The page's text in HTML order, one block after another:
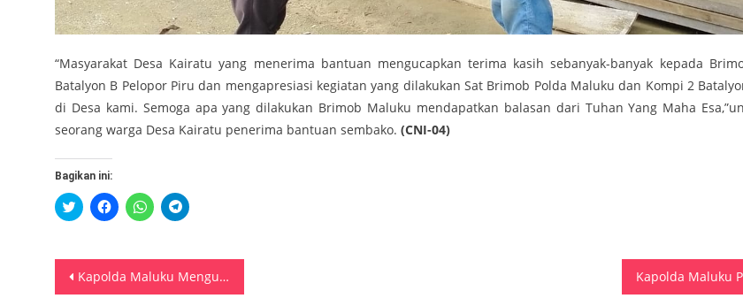
“Masyarakat Desa Kairatu yang menerima bantuan mengucapkan terima kasih sebanyak-banyak kepada
Batalyon B Pelopor Piru dan mengapresiasi kegiatan yang dilakukan Sat Brimob Polda Maluku dan Kompi 2
di Desa kami. Semoga apa yang dilakukan Brimob Maluku mendapatkan balasan dari Tuhan Yang Maha
seorang warga Desa Kairatu penerima bantuan sembako. (CNI-04)
Bagikan ini:
Klik
untuk
di
jendela
yang
baru)
Klik
untuk
di
jendela
yang
baru)
Klik
untuk
di
jendela
yang
baru)
Klik
untuk
di
jendela
yang
baru)
Navigasi
Kapolda Maluku Mengucapkan Selamat Hari Lahir Pancasila 1 Juni 2020